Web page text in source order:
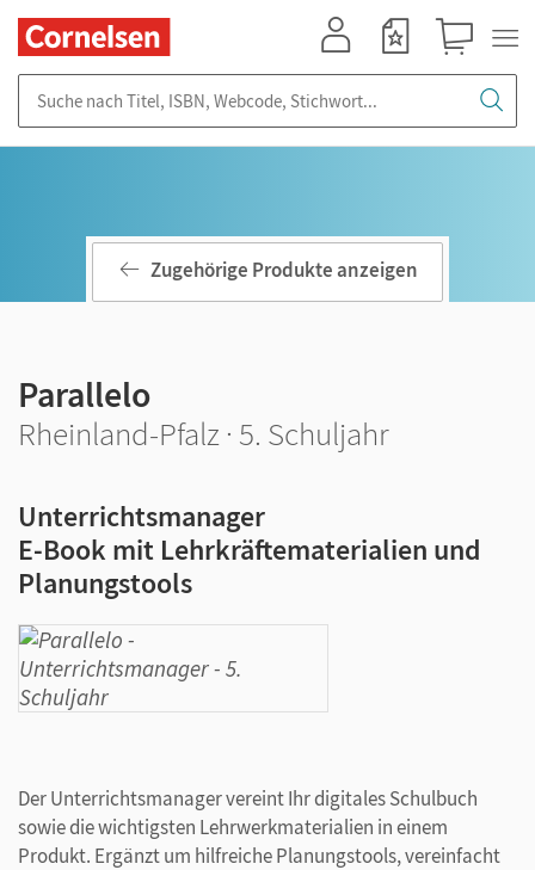
Zugehörige Produkte anzeigen
Parallelo
Rheinland-Pfalz · 5. Schuljahr
Unterrichtsmanager
E-Book mit Lehrkräftematerialien und
Planungstools
Der Unterrichtsmanager vereint Ihr digitales Schulbuch
sowie die wichtigsten Lehrwerkmaterialien in einem
Produkt. Ergänzt um hilfreiche Planungstools, vereinfacht